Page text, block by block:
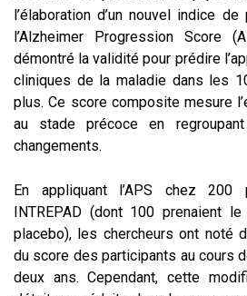
l’élaboration d’un nouvel indice
l’Alzheimer Progression Score
démontré la validité pour prédire
cliniques de la maladie dans les
plus. Ce score composite mesure
au stade précoce en
changements.
En appliquant l’APS chez 200
INTREPAD (dont 100 prenaient
placebo), les chercheurs ont noté
du score des participants au cours
deux ans. Cependant, cette